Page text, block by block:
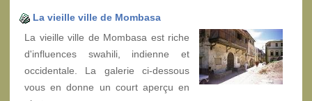
La vieille ville de Mombasa
La vieille ville de Mombasa est riche
d'influences swahili, indienne et
occidentale. La galerie ci-dessous
vous en donne un court aperçu en